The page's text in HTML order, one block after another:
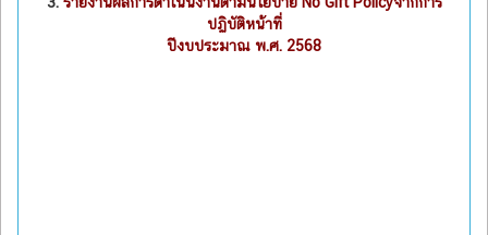
ปฏิบัติหน้าที่
ปีงบประมาณ พ.ศ. 2568